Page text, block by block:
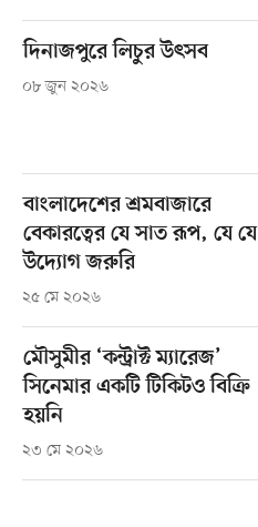
দিনাজপুরে লিচুর উৎসব
০৮ জুন ২০২৬
বাংলাদেশের শ্রমবাজারে
বেকারত্বের যে সাত রূপ, যে যে
উদ্যোগ জরুরি
২৫ মে ২০২৬
মৌসুমীর ‘কন্ট্রাক্ট ম্যারেজ’
সিনেমার একটি টিকিটও বিক্রি
হয়নি
২৩ মে ২০২৬